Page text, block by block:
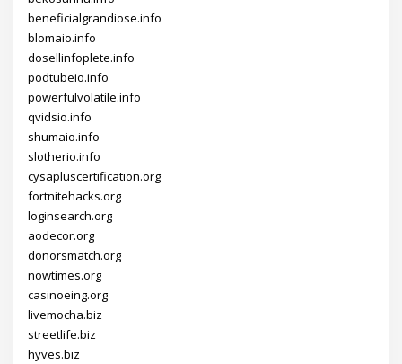
beneficialgrandiose.info
blomaio.info
dosellinfoplete.info
podtubeio.info
powerfulvolatile.info
qvidsio.info
shumaio.info
slotherio.info
cysapluscertification.org
fortnitehacks.org
loginsearch.org
aodecor.org
donorsmatch.org
nowtimes.org
casinoeing.org
livemocha.biz
streetlife.biz
hyves.biz